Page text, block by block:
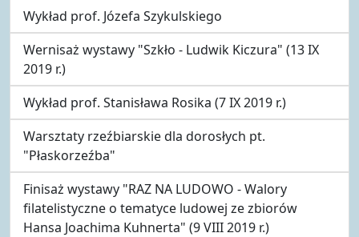
Wykład prof. Józefa Szykulskiego
Wernisaż wystawy "Szkło - Ludwik Kiczura" (13 IX
2019 r.)
Wykład prof. Stanisława Rosika (7 IX 2019 r.)
Warsztaty rzeźbiarskie dla dorosłych pt.
"Płaskorzeźba"
Finisaż wystawy "RAZ NA LUDOWO - Walory
filatelistyczne o tematyce ludowej ze zbiorów
Hansa Joachima Kuhnerta" (9 VIII 2019 r.)